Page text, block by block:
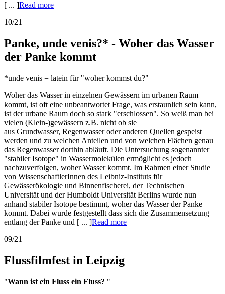
[ ... ]Read more
10/21
Panke, unde venis?* - Woher das Wasser
der Panke kommt
*unde venis = latein für "woher kommst du?"
Woher das Wasser in einzelnen Gewässern im urbanen Raum
kommt, ist oft eine unbeantwortet Frage, was erstaunlich sein kann,
ist der urbane Raum doch so stark "erschlossen". So weiß man bei
vielen (Klein-)gewässern z.B. nicht ob sie
aus Grundwasser, Regenwasser oder anderen Quellen gespeist
werden und zu welchen Anteilen und von welchen Flächen genau
das Regenwasser dorthin abläuft. Die Untersuchung sogenannter
"stabiler Isotope" in Wassermolekülen ermöglicht es jedoch
nachzuverfolgen, woher Wasser kommt. Im Rahmen einer Studie
von WissenschaftlerInnen des Leibniz-Instituts für
Gewässerökologie und Binnenfischerei, der Technischen
Universität und der Humboldt Universität Berlins wurde nun
anhand stabiler Isotope bestimmt, woher das Wasser der Panke
kommt. Dabei wurde festgestellt dass sich die Zusammensetzung
entlang der Panke und [ ... ]Read more
09/21
Flussfilmfest in Leipzig
"Wann ist ein Fluss ein Fluss? "